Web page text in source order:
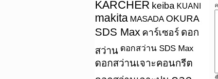
KARCHER keiba KUANI
makita MASADA OKURA
SDS Max คาร์เซอร์ ดอก
สว่าน ดอกสว่าน SDS Max
ดอกสว่านเจาะคอนกรีต